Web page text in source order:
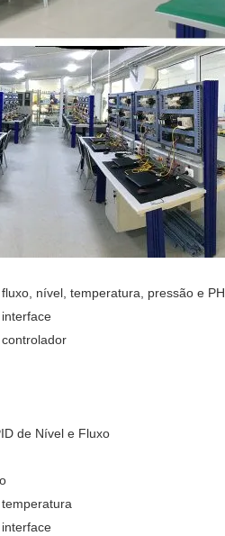
nível, temperatura, pressão e PH
de Nível e Fluxo